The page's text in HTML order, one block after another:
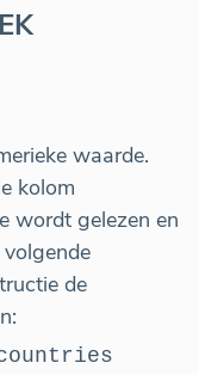
waarde.
kolom
wordt gelezen en
de
countries